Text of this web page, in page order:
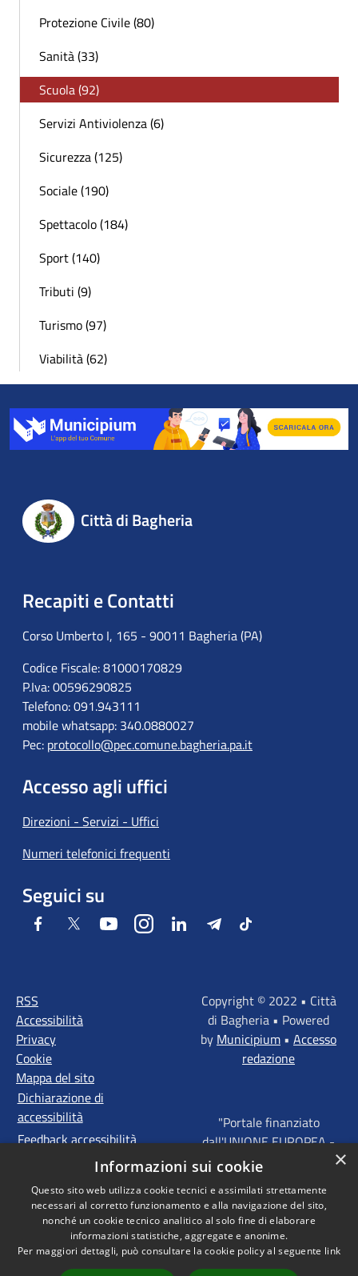
Protezione Civile (80)
Sanità (33)
Scuola (92)
Servizi Antiviolenza (6)
Sicurezza (125)
Sociale (190)
Spettacolo (184)
Sport (140)
Tributi (9)
Turismo (97)
Viabilità (62)
Città di Bagheria
Recapiti e Contatti
Corso Umberto I, 165 - 90011 Bagheria (PA)
Codice Fiscale: 81000170829
P.Iva: 00596290825
Telefono: 091.943111
mobile whatsapp: 340.0880027
Pec: protocollo@pec.comune.bagheria.pa.it
Accesso agli uffici
Direzioni - Servizi - Uffici
Numeri telefonici frequenti
Seguici su
Facebook Twitter YoutubeInstagramLinkedIn TelegramTiktok
RSS
Accessibilità
Privacy
Cookie
Mappa del sito
Dichiarazione di
accessibilità
Feedback accessibilità
Copyright © 2022 • Città
di Bagheria • Powered
by Municipium • Accesso
redazione
"Portale finanziato
dall'UNIONE EUROPEA -
FONDI STRUTTURALI
EUROPEI - Programma
Operativo FESR Sicilia
2014 - 2020 Agenda
Urbana ITI "Palermo -
×
Informazioni sui cookie
Questo sito web utilizza cookie tecnici e assimilati strettamente
necessari al corretto funzionamento e alla navigazione del sito,
nonché un cookie tecnico analitico al solo fine di elaborare
informazioni statistiche, aggregate e anonime.
Per maggiori dettagli, può consultare la cookie policy al seguente link